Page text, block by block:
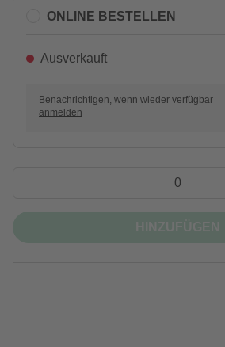
ONLINE BESTELLEN
Ausverkauft
Benachrichtigen, wenn wieder verfügbar
anmelden